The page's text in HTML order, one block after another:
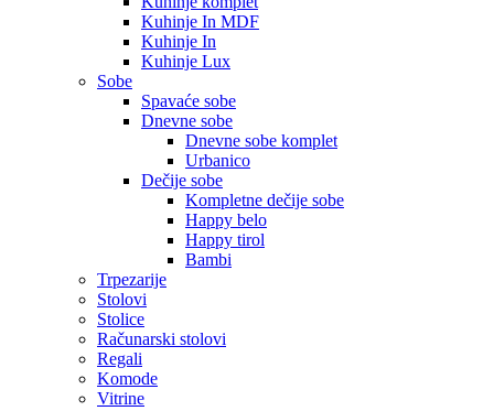
Kuhinje In MDF
Kuhinje In
Kuhinje Lux
Sobe
Spavaće sobe
Dnevne sobe
Dnevne sobe komplet
Urbanico
Dečije sobe
Kompletne dečije sobe
Happy belo
Happy tirol
Bambi
Trpezarije
Stolovi
Stolice
Računarski stolovi
Regali
Komode
Vitrine